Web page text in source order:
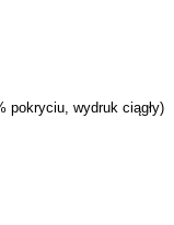
pokryciu, wydruk ciągły)